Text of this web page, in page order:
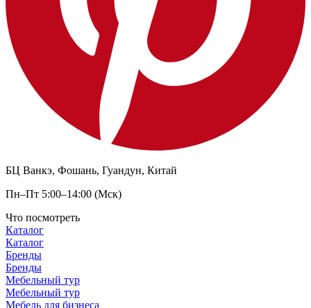
БЦ Ванкэ, Фошань, Гуандун, Китай
Пн–Пт 5:00–14:00 (Мск)
Что посмотреть
Каталог
Каталог
Бренды
Бренды
Мебельный тур
Мебельный тур
Мебель для бизнеса